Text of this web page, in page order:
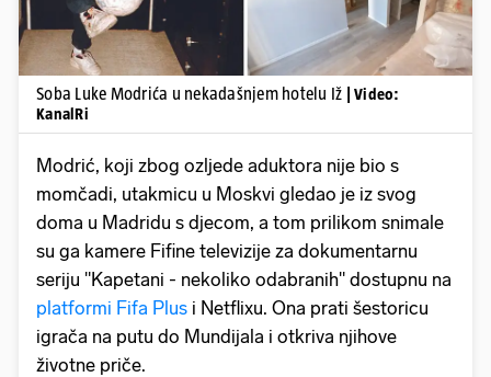
Soba Luke Modrića u nekadašnjem hotelu Iž
| Video:
KanalRi
Modrić, koji zbog ozljede aduktora nije bio s
momčadi, utakmicu u Moskvi gledao je iz svog
doma u Madridu s djecom, a tom prilikom snimale
su ga kamere Fifine televizije za dokumentarnu
seriju "Kapetani - nekoliko odabranih" dostupnu na
platformi Fifa Plus i Netflixu. Ona prati šestoricu
igrača na putu do Mundijala i otkriva njihove
životne priče.